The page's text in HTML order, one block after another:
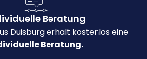
Beratung
Duisburg erhält kostenlos eine
Beratung.